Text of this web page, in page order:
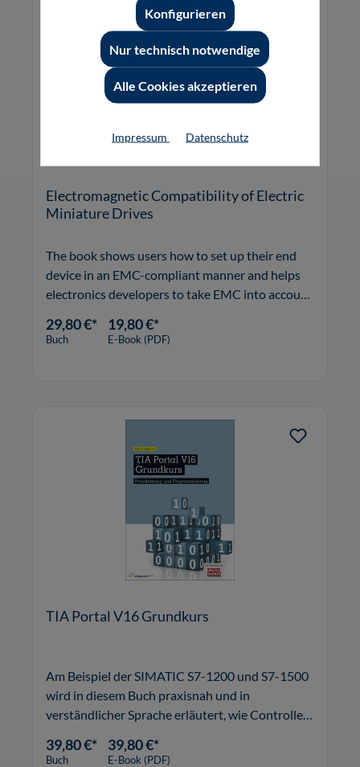
Electromagnetic Compatibility of Electric
Miniature Drives
The book shows users how to set up their end
device in an EMC-compliant manner and helps
electronics developers to take EMC into account
29,80 €*
Buch
19,80 €*
E-Book (PDF)
TIA Portal V16 Grundkurs
Am Beispiel der SIMATIC S7-1200 und S7-1500
wird in diesem Buch praxisnah und in
verständlicher Sprache erläutert, wie Controller
werden können.
39,80 €*
Buch
39,80 €*
E-Book (PDF)
Nur technisch notwendige
Konfigurieren
Alle Cookies akzeptieren
Impressum Datenschutz